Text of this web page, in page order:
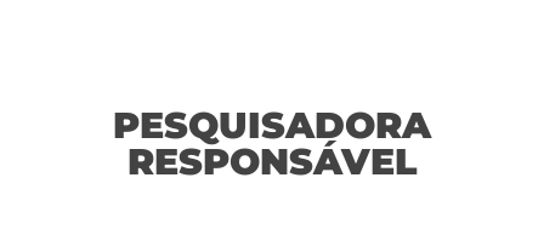
PESQUISADORA
RESPONSÁVEL